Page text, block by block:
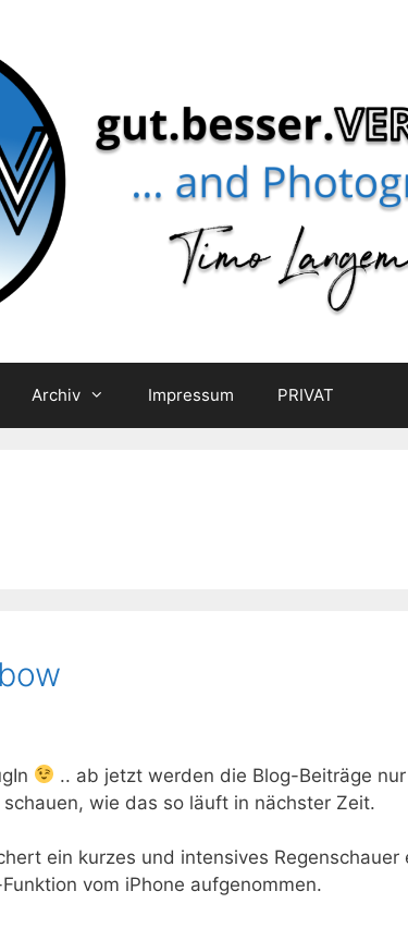
Archiv Impressum PRIVAT
.. ab jetzt werden die Blog-Beiträge
wie das so läuft in nächster Zeit.
ein kurzes und intensives Regenschauer
vom iPhone aufgenommen.